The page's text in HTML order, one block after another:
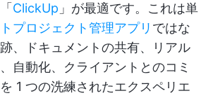
ClickUp 」が最適です。これは単
プロジェクト管理アプリ ではな
、ドキュメントの共有、リアル
自動化、クライアントとのコミ
1 つの洗練されたエクスペリエ